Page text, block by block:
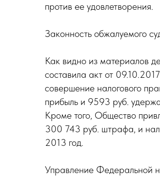
против ее удовлетворения.
Законность обжалуемого
Как видно из материалов
составила акт от
совершение налогового
прибыль и 9593 руб.
Кроме того, Общество
300 743 руб. штрафа, и
2013 год.
Управление Федеральной